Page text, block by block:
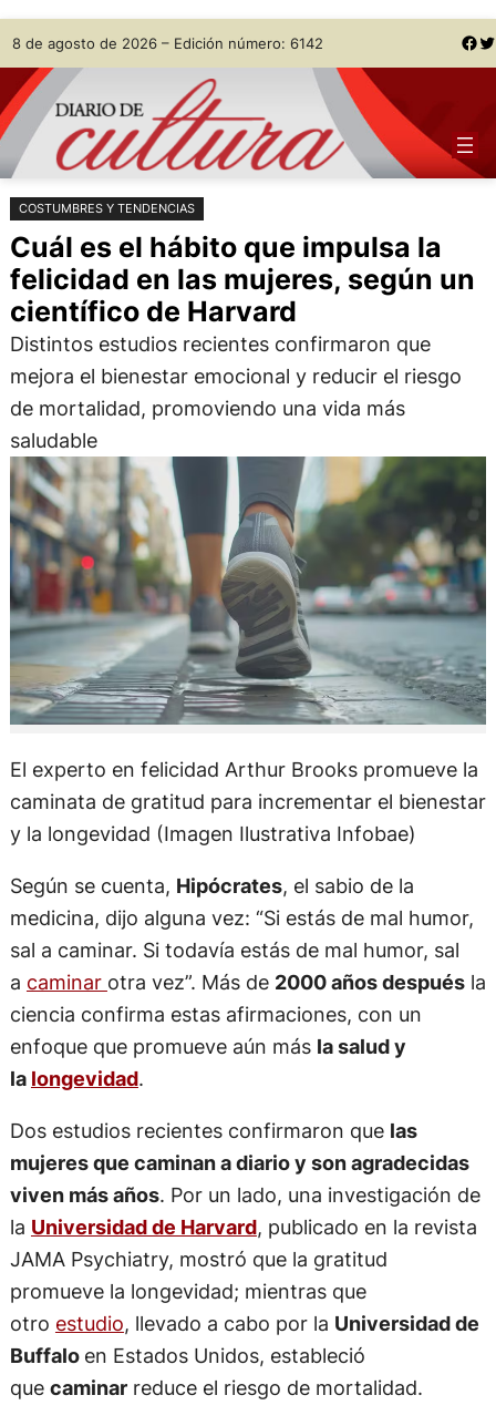
Saltar
al
contenido
Skip
to
content
8 de agosto de 2026 – Edición número: 6142 Facebook Twitter
COSTUMBRES Y TENDENCIAS
Cuál es el hábito que impulsa la
felicidad en las mujeres, según un
científico de Harvard
Distintos estudios recientes confirmaron que
mejora el bienestar emocional y reducir el riesgo
de mortalidad, promoviendo una vida más
saludable
El experto en felicidad Arthur Brooks promueve la
caminata de gratitud para incrementar el bienestar
y la longevidad (Imagen Ilustrativa Infobae)
Según se cuenta, Hipócrates, el sabio de la
medicina, dijo alguna vez: “Si estás de mal humor,
sal a caminar. Si todavía estás de mal humor, sal
a caminar otra vez”. Más de 2000 años despuésla
ciencia confirma estas afirmaciones, con un
enfoque que promueve aún más la salud y
la longevidad.
Dos estudios recientes confirmaron que las
mujeres que caminan a diario y son agradecidas
viven más años. Por un lado, una investigación de
la Universidad de Harvard, publicado en la revista
JAMA Psychiatry, mostró que la gratitud
promueve la longevidad; mientras que
otro estudio, llevado a cabo por la Universidad de
Buffalo en Estados Unidos, estableció
que caminarreduce el riesgo de mortalidad.